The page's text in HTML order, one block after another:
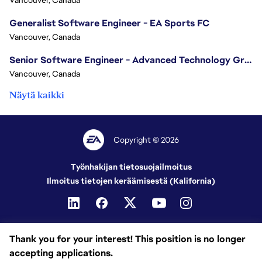
Thank you for your interest! This position is no longer
accepting applications.
Generalist Software Engineer - EA Sports FC
Vancouver, Canada
Senior Software Engineer - Advanced Technology Group
Vancouver, Canada
Näytä kaikki
Copyright © 2026
Työnhakijan tietosuojailmoitus
Ilmoitus tietojen keräämisestä (Kalifornia)